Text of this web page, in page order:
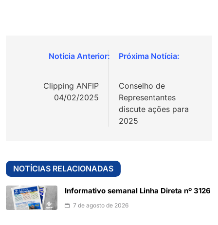
Navegação
Clipping ANFIP
04/02/2025
Conselho de
Representantes
discute ações para
2025
NOTÍCIAS RELACIONADAS
Informativo semanal Linha Direta nº 3126
7 de agosto de 2026